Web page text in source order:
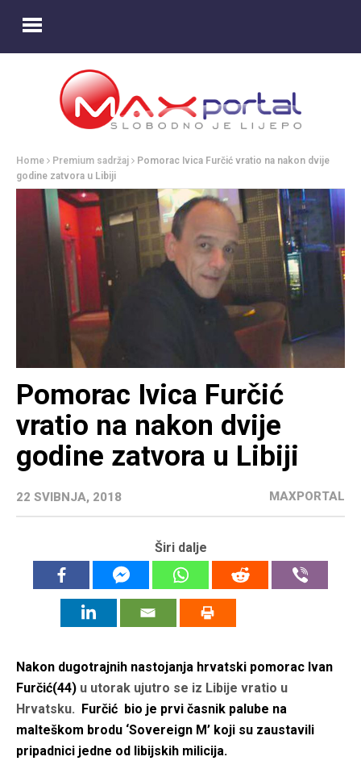
Home Premium sadržaj
Pomorac Ivica Furčić vratio na nakon dvije
godine zatvora u Libiji
Pomorac Ivica Furčić
vratio na nakon dvije
godine zatvora u Libiji
22 SVIBNJA, 2018 MAXPORTAL
Širi dalje
Nakon dugotrajnih nastojanja hrvatski pomorac Ivan
Furčić(44) u utorak ujutro se iz Libije vratio u
Hrvatsku.
Furčić bio je prvi časnik palube na
malteškom brodu ‘Sovereign M’ koji su zaustavili
pripadnici jedne od libijskih milicija.